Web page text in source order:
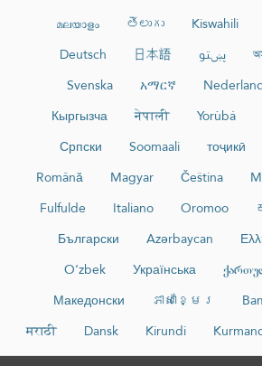
മലയാളം
తెలుగు Kiswahili
Deutsch
日本語 پښتو
Svenska
አማርኛ
Кыргызча
नेपाली Yorùbá
Српски
Soomaali тоҷикӣ
Română
Magyar Čeština
Fulfulde
Italiano Oromoo
Български
Azərbaycan
O‘zbek
Українська
Македонски
ភាសាខ្មែរ
मराठी
Dansk Kirundi